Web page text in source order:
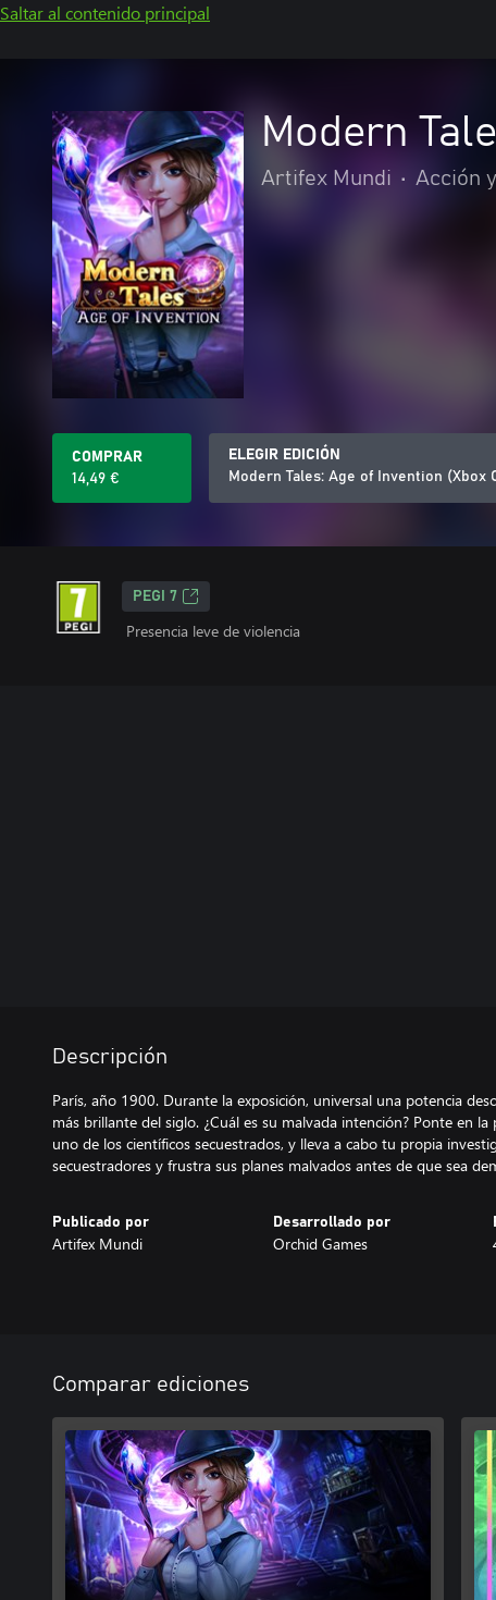
Saltar al contenido principal
Modern
Artifex Mundi • Acción
COMPRAR
14,49 €
ELEGIR EDICIÓN
Modern Tales: Age of Invention (Xbox
PEGI 7
Presencia leve de violencia
Descripción
París, año 1900. Durante la exposición, universal una potencia
más brillante del siglo. ¿Cuál es su malvada intención? Ponte en
uno de los científicos secuestrados, y lleva a cabo tu propia
secuestradores y frustra sus planes malvados antes de que sea
Publicado por
Artifex Mundi
Desarrollado por
Orchid Games
Comparar ediciones